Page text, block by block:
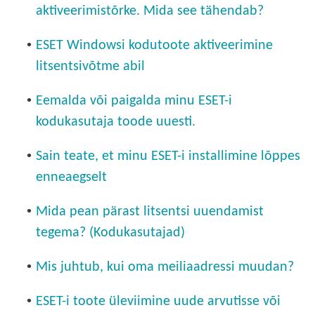
aktiveerimistõrke. Mida see tähendab?
• ESET Windowsi kodutoote aktiveerimine
litsentsivõtme abil
• Eemalda või paigalda minu ESET-i
kodukasutaja toode uuesti.
• Sain teate, et minu ESET-i installimine lõppes
enneaegselt
• Mida pean pärast litsentsi uuendamist
tegema? (Kodukasutajad)
• Mis juhtub, kui oma meiliaadressi muudan?
• ESET-i toote üleviimine uude arvutisse või